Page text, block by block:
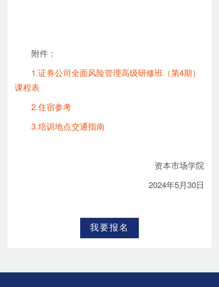
附件：
1.证券公司全面风险管理高级研修班（第4期）
课程表
2.住宿参考
3.培训地点交通指南
资本市场学院
2024年5月30日
我要报名